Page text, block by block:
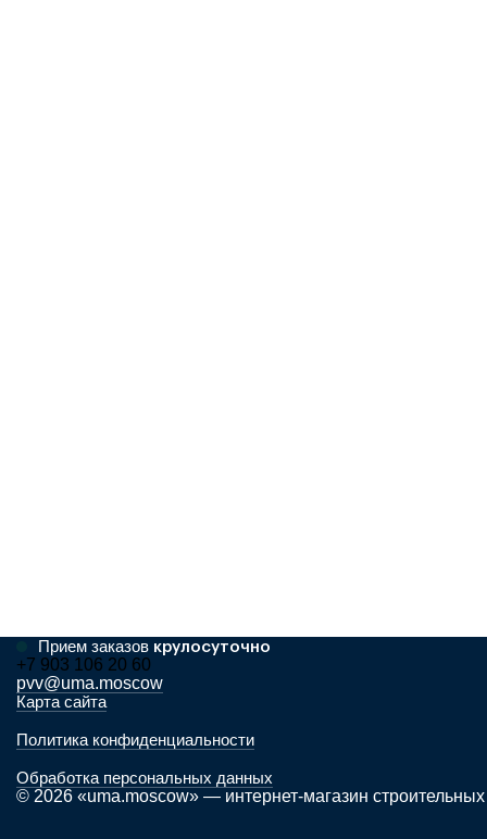
Прием заказов крулосуточно
+7 903 106 20 60
pvv@uma.moscow
Карта сайта
Политика конфиденциальности
Обработка персональных данных
© 2026 «uma.moscow» — интернет-магазин